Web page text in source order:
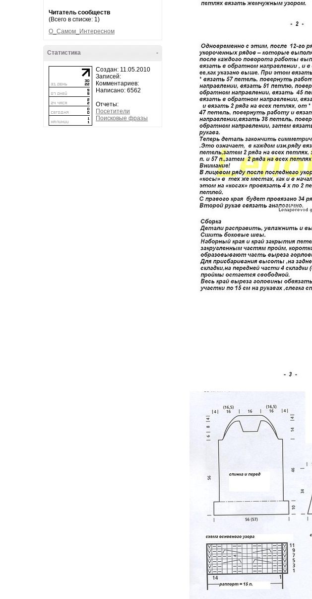
Читатель сообществ
(Всего в списке: 1)
О_Самом_Интересном
-
Статистика
Создан: 11.05.2010
Записей:
Комментариев:
Написано: 6562
Отчеты:
Посетители
Поисковые фразы